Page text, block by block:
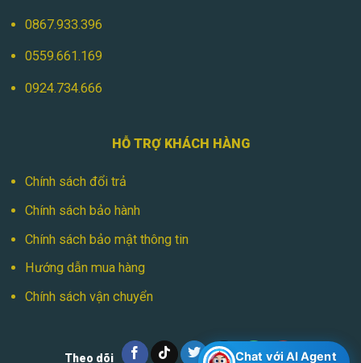
0867.933.396
0559.661.169
0924.734.666
HỖ TRỢ KHÁCH HÀNG
Chính sách đổi trả
Chính sách bảo hành
Chính sách bảo mật thông tin
Hướng dẫn mua hàng
Chính sách vận chuyển
Theo dõi Chat với AI Agent